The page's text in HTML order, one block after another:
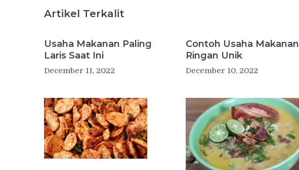
Artikel Terkalit
Usaha Makanan Paling
Laris Saat Ini
December 11, 2022
Contoh Usaha Makanan
Ringan Unik
December 10, 2022